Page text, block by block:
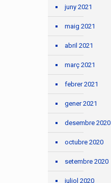
juny 2021
maig 2021
abril 2021
març 2021
febrer 2021
gener 2021
desembre 2020
octubre 2020
setembre 2020
juliol 2020